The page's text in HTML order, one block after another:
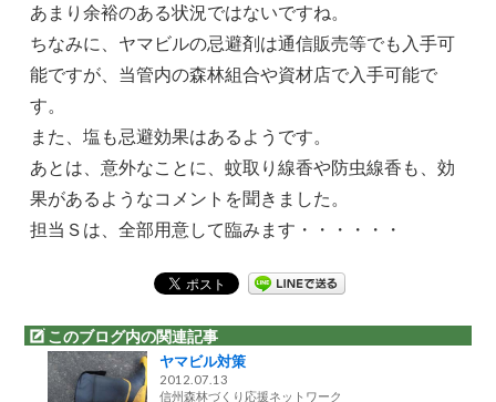
あまり余裕のある状況ではないですね。
ちなみに、ヤマビルの忌避剤は通信販売等でも入手可
能ですが、当管内の森林組合や資材店で入手可能で
す。
また、塩も忌避効果はあるようです。
あとは、意外なことに、蚊取り線香や防虫線香も、効
果があるようなコメントを聞きました。
担当Ｓは、全部用意して臨みます・・・・・・
このブログ内の関連記事
ヤマビル対策
2012.07.13
信州森林づくり応援ネットワーク